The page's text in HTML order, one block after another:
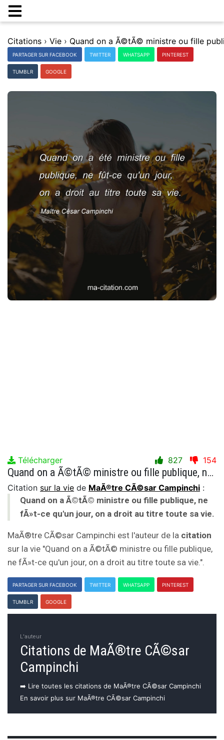
Citations › Vie ›
PARTAGER SUR FACEBOOK TWITTER WHATSAPP PINTEREST
TUMBLR GOOGLE
Télécharger 827 154
Quand on a Ã©tÃ© ministre ou fille publique, ne fÃ»t-ce qu'un jour, on a droit au titre toute sa vie.
Citation sur la vie de MaÃ®tre CÃ©sar Campinchi :
Quand on a Ã©tÃ© ministre ou fille publique, ne
fÃ»t-ce qu'un jour, on a droit au titre toute sa vie.
MaÃ®tre CÃ©sar Campinchi est l'auteur de la citation
sur la vie "Quand on a Ã©tÃ© ministre ou fille publique,
ne fÃ»t-ce qu'un jour, on a droit au titre toute sa vie.".
PARTAGER SUR FACEBOOK TWITTER WHATSAPP PINTEREST
TUMBLR GOOGLE
L'auteur
Citations de MaÃ®tre CÃ©sar
Campinchi
➡️ Lire toutes les citations de MaÃ®tre CÃ©sar Campinchi
En savoir plus sur MaÃ®tre CÃ©sar Campinchi